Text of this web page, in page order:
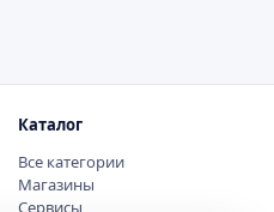
Каталог
Все категории
Магазины
Сервисы